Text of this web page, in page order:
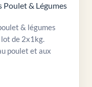
Poulet & Légumes
& légumes
lot de 2x1kg.
poulet et aux